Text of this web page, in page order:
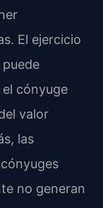
El ejercicio
cónyuge
valor
las
no generan